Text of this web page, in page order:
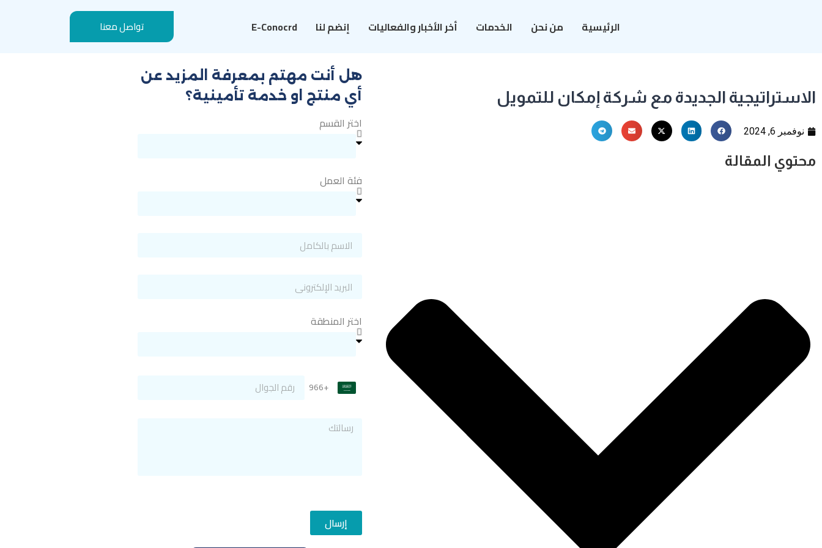
الرئيسية من نحن الخدمات أخر الأخبار والفعاليات إنضم لنا E-Conocrd تواصل معنا
الاستراتيجية الجديدة مع شركة إمكان للتمويل
نوفمبر 6, 2024
محتوي المقالة
هل أنت مهتم بمعرفة المزيد عن
أي منتج او خدمة تأمينية؟
اختر القسم
فئة العمل
اختر المنطقة
+966
إرسال